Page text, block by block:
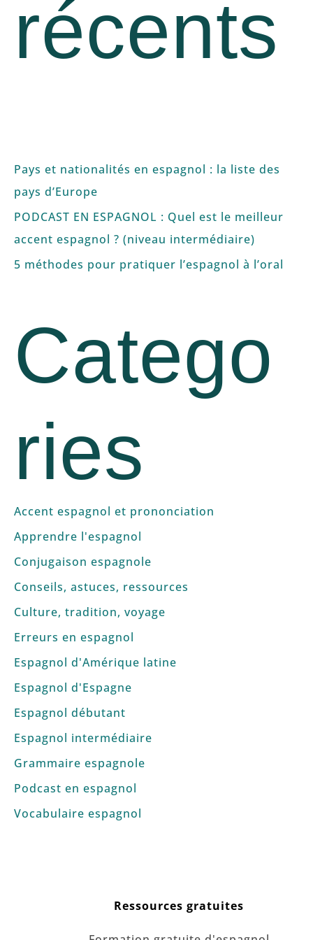
récents
Pays et nationalités en espagnol : la liste des
pays d’Europe
PODCAST EN ESPAGNOL : Quel est le meilleur
accent espagnol ? (niveau intermédiaire)
5 méthodes pour pratiquer l’espagnol à l’oral
Catego
ries
Accent espagnol et prononciation
Apprendre l'espagnol
Conjugaison espagnole
Conseils, astuces, ressources
Culture, tradition, voyage
Erreurs en espagnol
Espagnol d'Amérique latine
Espagnol d'Espagne
Espagnol débutant
Espagnol intermédiaire
Grammaire espagnole
Podcast en espagnol
Vocabulaire espagnol
Ressources gratuites